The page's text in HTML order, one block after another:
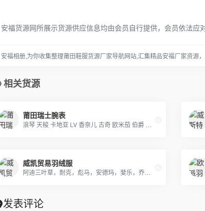
安福货源网所展示货源供应信息均由会员自行提供，会员依法应
安福相册,为你收集整理莆田鞋服货源厂家导航网站,汇集精品安福厂家资源
相关货源
莆田瑞士腕表
威凯贸易羽绒服
发表评论